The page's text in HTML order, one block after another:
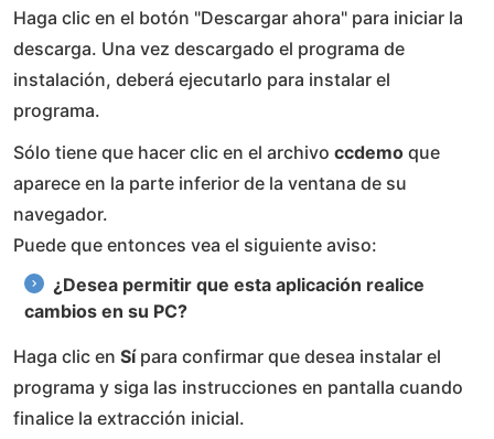
Haga clic en el botón "Descargar ahora" para iniciar la
descarga. Una vez descargado el programa de
instalación, deberá ejecutarlo para instalar el
programa.
Sólo tiene que hacer clic en el archivo ccdemo que
aparece en la parte inferior de la ventana de su
navegador.
Puede que entonces vea el siguiente aviso:
¿Desea permitir que esta aplicación realice
cambios en su PC?
Haga clic en Sípara confirmar que desea instalar el
programa y siga las instrucciones en pantalla cuando
finalice la extracción inicial.